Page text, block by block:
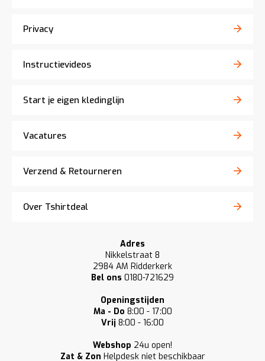
Privacy
Instructievideos
Start je eigen kledinglijn
Vacatures
Verzend & Retourneren
Over Tshirtdeal
Adres
Nikkelstraat 8
2984 AM Ridderkerk
Bel ons 0180-721629
Openingstijden
Ma - Do 8:00 - 17:00
Vrij 8:00 - 16:00
Webshop 24u open!
Zat & Zon Helpdesk niet beschikbaar